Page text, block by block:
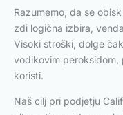
Razumemo, da se
zdi logična izbira,
Visoki stroški, dolge
vodikovim peroksidom,
koristi.
Naš cilj pri podjetju